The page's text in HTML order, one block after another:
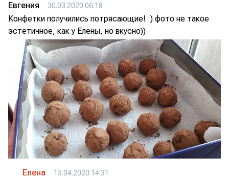
Евгения 30.03.2020 06:18
Конфетки получились потрясающие! :) фото не такое
эстетичное, как у Елены, но вкусно))
Елена 13.04.2020 14:31